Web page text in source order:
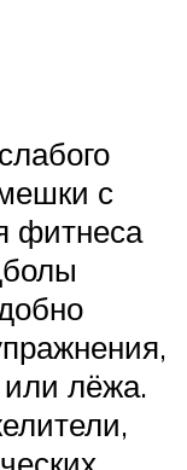
с
фитнеса
лёжа.